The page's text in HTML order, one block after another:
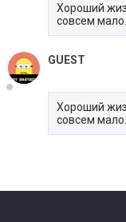
Хороший
совсем мало.
GUEST
Хороший
совсем мало.